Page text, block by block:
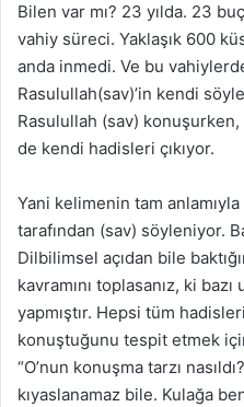
Bilen var mı? 23 yılda. 23
vahiy süreci. Yaklaşık 600
anda inmedi. Ve bu
Rasulullah(sav)’in kendi
Rasulullah (sav) konuşurken,
de kendi hadisleri çıkıyor.
Yani kelimenin tam
tarafından (sav) söyleniyor.
Dilbilimsel açıdan bile
kavramını toplasanız, ki
yapmıştır. Hepsi tüm
konuştuğunu tespit etmek
“O’nun konuşma tarzı
kıyaslanamaz bile. Kulağa